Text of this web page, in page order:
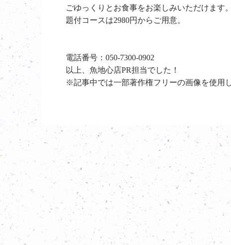
ごゆっくりとお食事をお楽しみいただけます
題付コースは2980円からご用意。
電話番号：050-7300-0902
以上、魚地心店PR担当でした！
※記事中では一部著作権フリーの画像を使用